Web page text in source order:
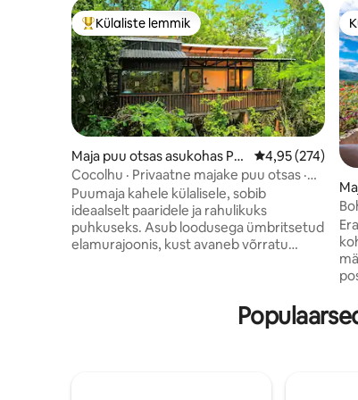
Külaliste suur lemmik
Külaliste lemmik
Maja puu otsas asukohas Pro
vincia de Guanacaste
Keskmine
4,95 (274)
Cocolhu · Privaatne majake puu otsas ·
Vaade ookeanile ·
Puumaja kahele külalisele, sobib
ideaalselt paaridele ja rahulikuks
puhkuseks. Asub loodusega ümbritsetud
elamurajoonis, kust avaneb võrratu
Lõõgastu puude all asuvas väikeses
basseinis, puhka võrkkiigetes, naudi